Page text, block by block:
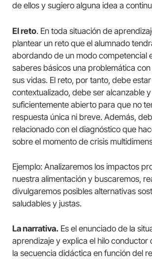
de ellos y sugiero alguna idea a
El reto. En toda situación de
plantear un reto que el alumnado
abordando de un modo competencial
saberes básicos una problemática
sus vidas. El reto, por tanto, debe
contextualizado, debe ser alcanzable
suficientemente abierto para que no
respuesta única ni breve. Además,
relacionado con el diagnóstico que
sobre el momento de crisis
Ejemplo: Analizaremos los impactos
nuestra alimentación y buscaremos,
divulgaremos posibles alternativas
saludables y justas.
La narrativa. Es el enunciado de la
aprendizaje y explica el hilo conductor
la secuencia didáctica en función del